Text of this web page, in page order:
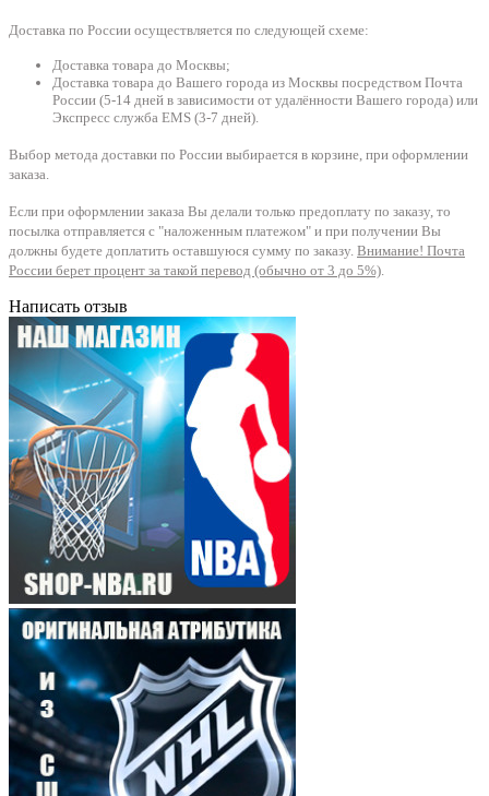
Доставка по России осуществляется по следующей схеме:
Доставка товара до Москвы;
Доставка товара до Вашего города из Москвы посредством Почта
России (5-14 дней в зависимости от удалённости Вашего города) или
Экспресс служба EMS (3-7 дней).
Выбор метода доставки по России выбирается в корзине, при оформлении
заказа.
Если при оформлении заказа Вы делали только предоплату по заказу, то
посылка отправляется с "наложенным платежом" и при получении Вы
должны будете доплатить оставшуюся сумму по заказу. Внимание! Почта
России берет процент за такой перевод (обычно от 3 до 5%).
Написать отзыв